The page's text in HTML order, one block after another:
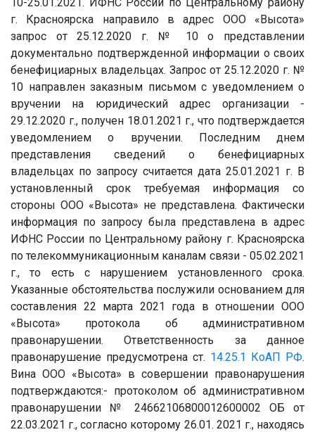
г. Красноярска направило в адрес ООО «Высота»
запрос от 25.12.2020 г. № 10 о представлении
документально подтвержденной информации о своих
бенефициарных владельцах. Запрос от 25.12.2020 г. №
10 направлен заказным письмом с уведомлением о
вручении на юридический адрес организации -
29.12.2020 г., получен 18.01.2021 г., что подтверждается
уведомлением о вручении. Последним днем
представления сведений о бенефициарных
владельцах по запросу считается дата 25.01.2021 г. В
установленный срок требуемая информация со
стороны ООО «Высота» не представлена. Фактически
информация по запросу была представлена в адрес
ИФНС России по Центральному району г. Красноярска
по телекоммуникационным каналам связи - 05.02.2021
г., то есть с нарушением установленного срока.
Указанные обстоятельства послужили основанием для
составления 22 марта 2021 года в отношении ООО
«Высота» протокола об административном
правонарушении. Ответственность за данное
правонарушение предусмотрена ст. 14.25.1 КоАП РФ.
Вина ООО «Высота» в совершении правонарушения
подтверждаются:- протоколом об административном
правонарушении № 24662106800012600002 ОБ от
22.03.2021 г., согласно которому 26.01. 2021 г., находясь